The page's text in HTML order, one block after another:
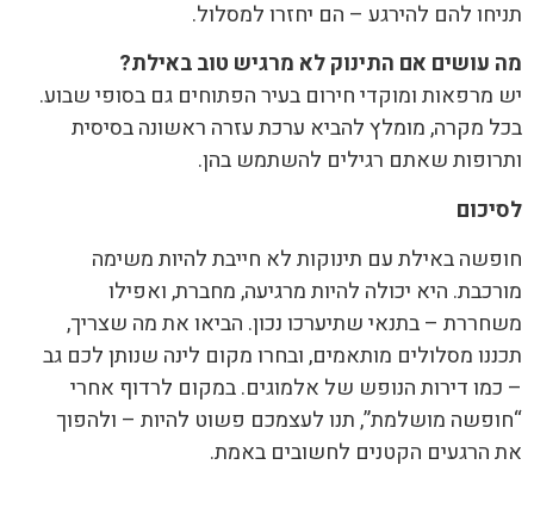
תניחו להם להירגע – הם יחזרו למסלול.
מה עושים אם התינוק לא מרגיש טוב באילת?
יש מרפאות ומוקדי חירום בעיר הפתוחים גם בסופי שבוע.
בכל מקרה, מומלץ להביא ערכת עזרה ראשונה בסיסית
ותרופות שאתם רגילים להשתמש בהן.
לסיכום
חופשה באילת עם תינוקות לא חייבת להיות משימה
מורכבת. היא יכולה להיות מרגיעה, מחברת, ואפילו
משחררת – בתנאי שתיערכו נכון. הביאו את מה שצריך,
תכננו מסלולים מותאמים, ובחרו מקום לינה שנותן לכם גב
– כמו דירות הנופש של אלמוגים. במקום לרדוף אחרי
“חופשה מושלמת”, תנו לעצמכם פשוט להיות – ולהפוך
את הרגעים הקטנים לחשובים באמת.